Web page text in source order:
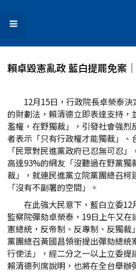
賴卓毀憲亂政 藍白提罷免案
12月15日，行政院長卓榮泰
的財劃法，賴清德立即表達支持，
濫權，在野獨裁」，引發社會強烈
者表示「只有行政權才能獨裁」、
「民眾對民進黨政府已忍無可忍
高達93%的網友「沒聽過在野黨獨
裁」，就連民進黨立院黨團總召柯
「沒有不副署的空間」。
在此強大民意下，藍白立委12
監察院彈劾卓榮泰，19日上午又在
憲總統，反帝制、反專制、反獨裁
黨團總召黃國昌領銜提出彈劾總統
行使法」，經二分之一以上立委提
賴清德列席說明，也將在全台舉辦